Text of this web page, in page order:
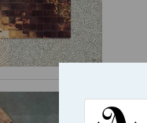
A PLUS
The